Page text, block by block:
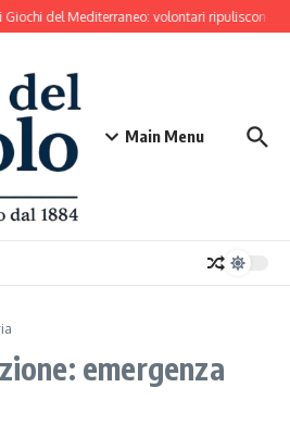
del Mediterraneo: volontari ripuliscono
Main Menu
emergenza